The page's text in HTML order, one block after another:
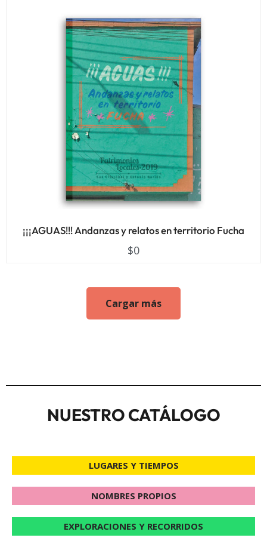
¡¡¡AGUAS!!! Andanzas y relatos en territorio Fucha
$0
Cargar más
NUESTRO CATÁLOGO
LUGARES Y TIEMPOS
NOMBRES PROPIOS
EXPLORACIONES Y RECORRIDOS